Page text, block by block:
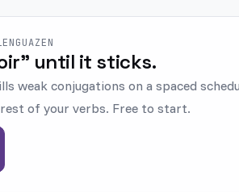
until it sticks.
weak conjugations on a spaced
of your verbs. Free to start.